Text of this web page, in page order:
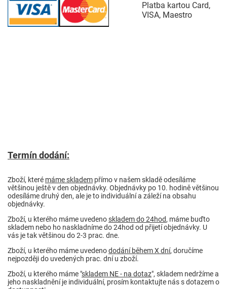
Platba kartou Card,
VISA, Maestro
Termín dodání:
Zboží, které máme skladem přímo v našem skladě odesíláme
většinou ještě v den objednávky. Objednávky po 10. hodině většinou
odesíláme druhý den, ale je to individuální a záleží na obsahu
objednávky.
Zboží, u kterého máme uvedenoskladem do 24hod, máme buďto
skladem nebo ho naskladníme do 24hod od přijetí objednávky. U
vás je tak většinou do 2-3 prac. dne.
Zboží, u kterého máme uvedenododání během X dní, doručíme
nejpozději do uvedených prac. dní u zboží.
Zboží, u kterého máme "skladem NE - na dotaz", skladem nedržíme a
jeho naskladnění je individuální, prosím kontaktujte nás s dotazem o